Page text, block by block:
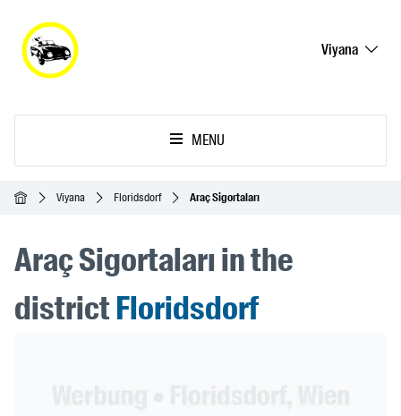
Viyana
MENU
Ana SayfaViyana Floridsdorf Araç Sigortaları
Araç Sigortaları in the
districtFloridsdorf